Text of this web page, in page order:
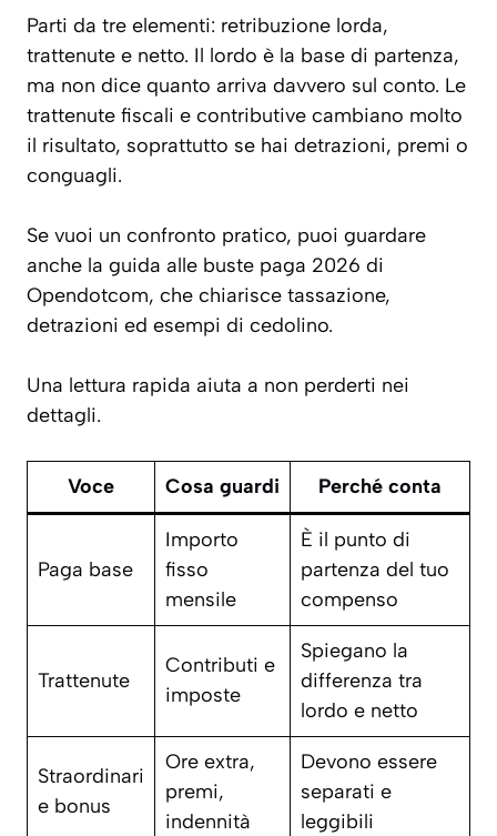
Parti da tre elementi: retribuzione lorda,
trattenute e netto. Il lordo è la base di partenza,
ma non dice quanto arriva davvero sul conto. Le
trattenute fiscali e contributive cambiano molto
il risultato, soprattutto se hai detrazioni, premi o
conguagli.
Se vuoi un confronto pratico, puoi guardare
anche la guida alle buste paga 2026 di
Opendotcom, che chiarisce tassazione,
detrazioni ed esempi di cedolino.
Una lettura rapida aiuta a non perderti nei
dettagli.
Voce Cosa guardi Perché conta
Paga base
Importo
fisso
mensile
È il punto di
partenza del tuo
compenso
Trattenute
Contributi e
imposte
Spiegano la
differenza tra
lordo e netto
Straordinari
e bonus
Ore extra,
premi,
indennità
Devono essere
separati e
leggibili